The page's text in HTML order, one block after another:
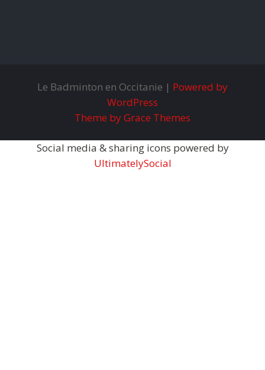
Le Badminton en Occitanie | Powered by
WordPress
Theme by Grace Themes
Social media & sharing icons powered by
UltimatelySocial